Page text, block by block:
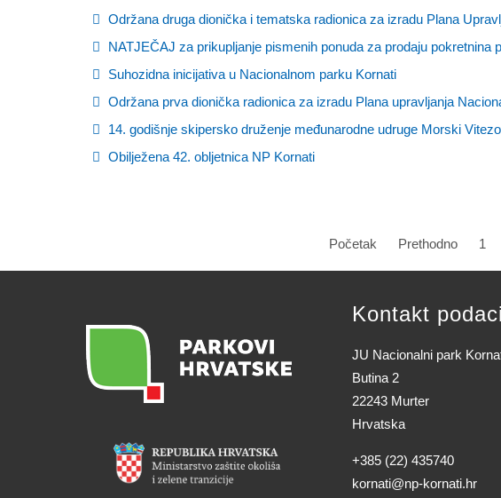
Održana druga dionička i tematska radionica za izradu Plana
NATJEČAJ za prikupljanje pismenih ponuda za prodaju pokretnina
Suhozidna inicijativa u Nacionalnom parku Kornati
Održana prva dionička radionica za izradu Plana upravljanja
14. godišnje skipersko druženje međunarodne udruge Morski
Obilježena 42. obljetnica NP Kornati
Početak Prethodno 1
Kontakt podaci
JU Nacionalni park
Butina 2
22243 Murter
Hrvatska
+385 (22) 435740
kornati@np-kornati.hr